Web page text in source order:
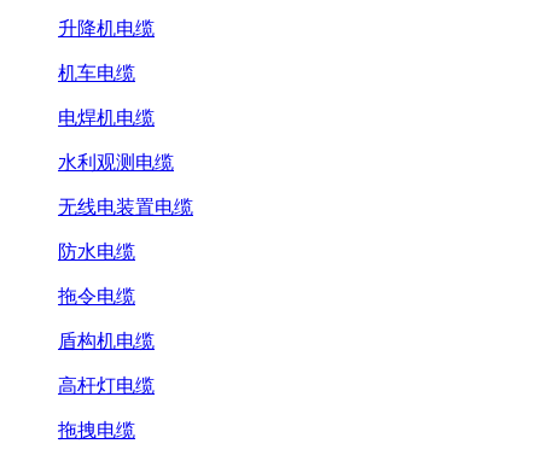
升降机电缆
机车电缆
电焊机电缆
水利观测电缆
无线电装置电缆
防水电缆
拖令电缆
盾构机电缆
高杆灯电缆
拖拽电缆